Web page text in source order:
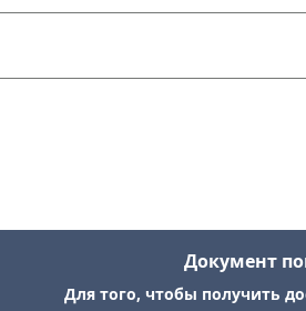
Документ
Для того, чтобы получить